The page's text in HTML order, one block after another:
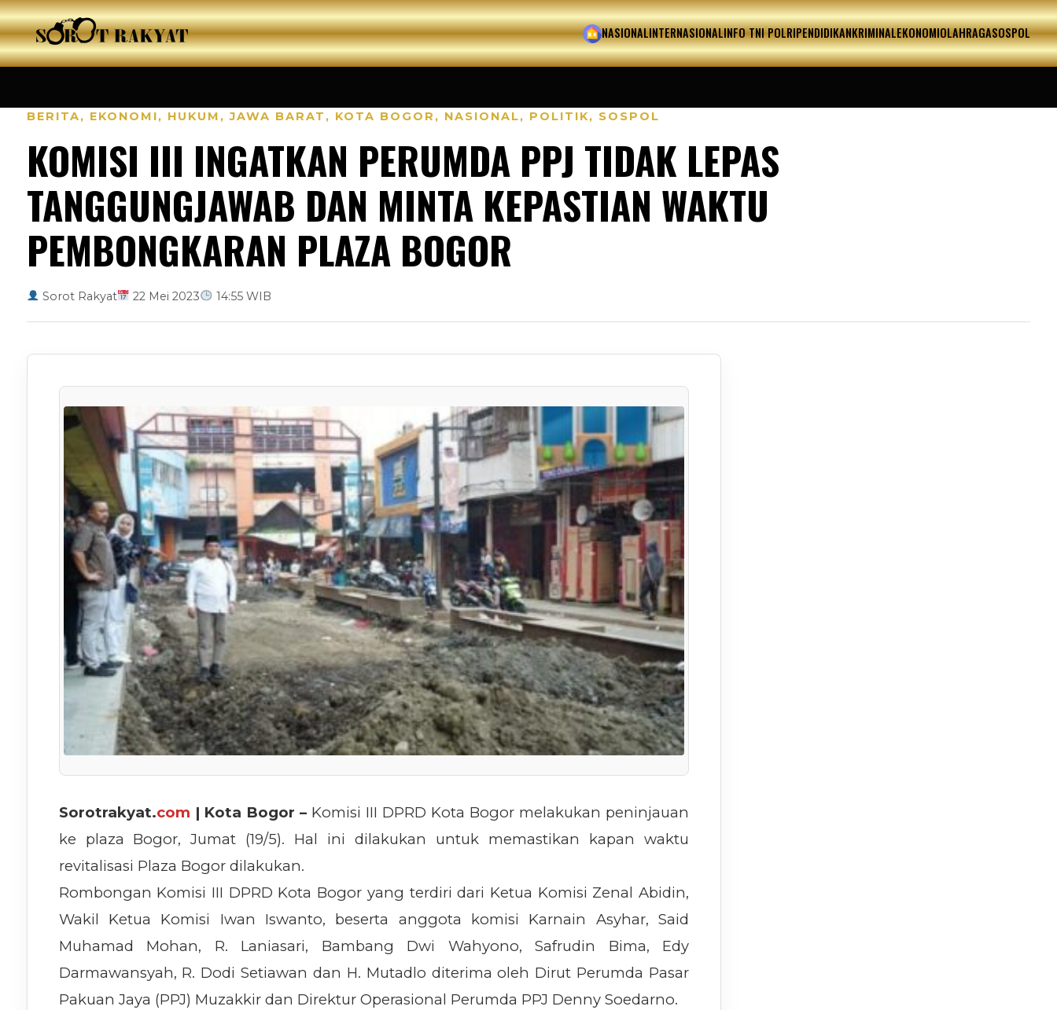
HOME
NASIONALINTERNASIONALINFO TNI POLRIPENDIDIKANKRIMINALEKONOMIOLAHRAGASOSPOL
BERITA, EKONOMI, HUKUM ,JAWA BARAT , KOTA BOGOR , NASIONAL, POLITIK, SOSPOL
KOMISI III INGATKAN PERUMDA PPJ TIDAK LEPAS
TANGGUNGJAWAB DAN MINTA KEPASTIAN WAKTU
PEMBONGKARAN PLAZA BOGOR
Sorot Rakyat 22 Mei 2023 14:55 WIB
Sorotrakyat.com | Kota Bogor – Komisi III DPRD Kota Bogor melakukan peninjauan
ke plaza Bogor, Jumat (19/5). Hal ini dilakukan untuk memastikan kapan waktu
revitalisasi Plaza Bogor dilakukan.
Rombongan Komisi III DPRD Kota Bogor yang terdiri dari Ketua Komisi Zenal Abidin,
Wakil Ketua Komisi Iwan Iswanto, beserta anggota komisi Karnain Asyhar, Said
Muhamad Mohan, R. Laniasari, Bambang Dwi Wahyono, Safrudin Bima, Edy
Darmawansyah, R. Dodi Setiawan dan H. Mutadlo diterima oleh Dirut Perumda Pasar
Pakuan Jaya (PPJ) Muzakkir dan Direktur Operasional Perumda PPJ Denny Soedarno.